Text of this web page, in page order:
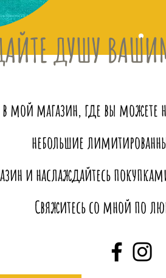
ДУШУ
мой магазин, где вы можете
небольшие
и наслаждайтесь
Свяжитесь со мной по